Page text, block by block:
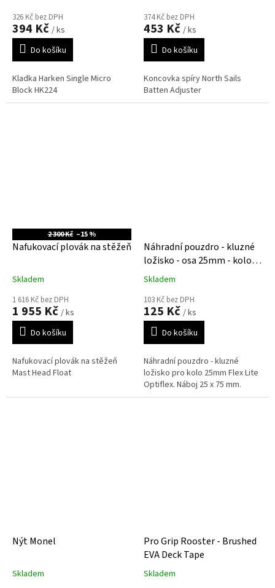
326 Kč bez DPH
394 Kč / ks
Do košíku
Kladka Harken Single Micro
Block HK224
374 Kč bez DPH
453 Kč / ks
Do košíku
Koncovka spíry North Sails
Batten Adjuster
2 300 Kč –15 %
Nafukovací plovák na stěžeň
Skladem
1 616 Kč bez DPH
1 955 Kč / ks
Do košíku
Nafukovací plovák na stěžeň
Mast Head Float
Náhradní pouzdro - kluzné
ložisko - osa 25mm - kolo
Flex Lite Optiflex
Skladem
103 Kč bez DPH
125 Kč / ks
Do košíku
Náhradní pouzdro - kluzné
ložisko pro kolo 25mm Flex Lite
Optiflex. Náboj 25 x 75 mm.
Nýt Monel
Skladem
Pro Grip Rooster - Brushed
EVA Deck Tape
Skladem